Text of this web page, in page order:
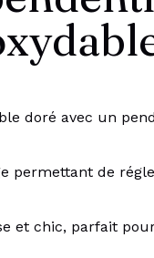
doré avec un
permettant de
et chic, parfait